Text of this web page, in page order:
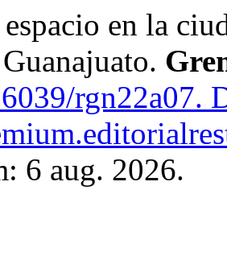
en la
rgn22a07.
6 aug. 2026.